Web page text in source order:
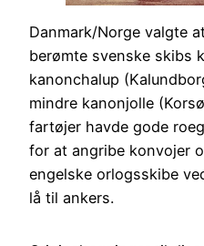
Danmark/Norge valgte
berømte svenske skibs
kanonchalup
mindre kanonjolle
fartøjer havde gode
for at angribe konvojer
engelske orlogsskibe
lå til ankers.